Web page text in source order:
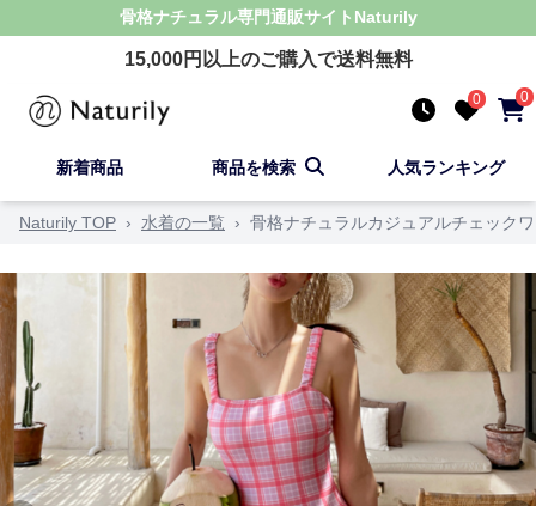
骨格ナチュラル専門通販サイト Naturily
15,000円以上のご購入で送料無料
0 0
新着商品 商品を検索 人気ランキング
Naturily TOP › 水着の一覧 › 骨格ナチュラルカジュアルチェック